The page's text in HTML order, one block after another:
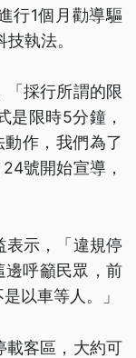
行1個月勸導驅
執法。
「採行所謂的限
是限時5分鐘，
作，我們為了
號開始宣導，
表示，「違規停
呼籲民眾，前
以車等人。」
載客區，大約可